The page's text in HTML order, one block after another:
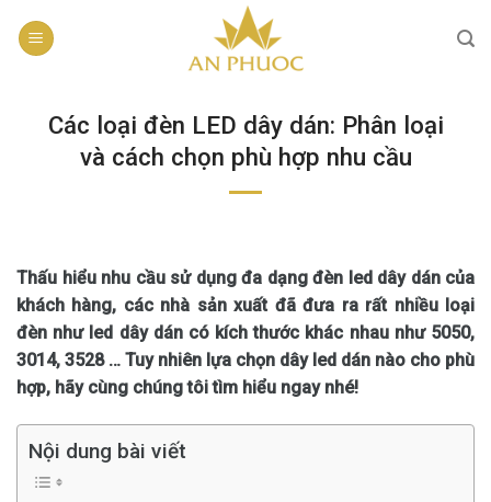
Các loại đèn LED dây dán: Phân loại
và cách chọn phù hợp nhu cầu
Thấu hiểu nhu cầu sử dụng đa dạng đèn led dây dán của
khách hàng, các nhà sản xuất đã đưa ra rất nhiều loại
đèn như led dây dán có kích thước khác nhau như 5050,
3014, 3528 … Tuy nhiên lựa chọn dây led dán nào cho phù
hợp, hãy cùng chúng tôi tìm hiểu ngay nhé!
Nội dung bài viết